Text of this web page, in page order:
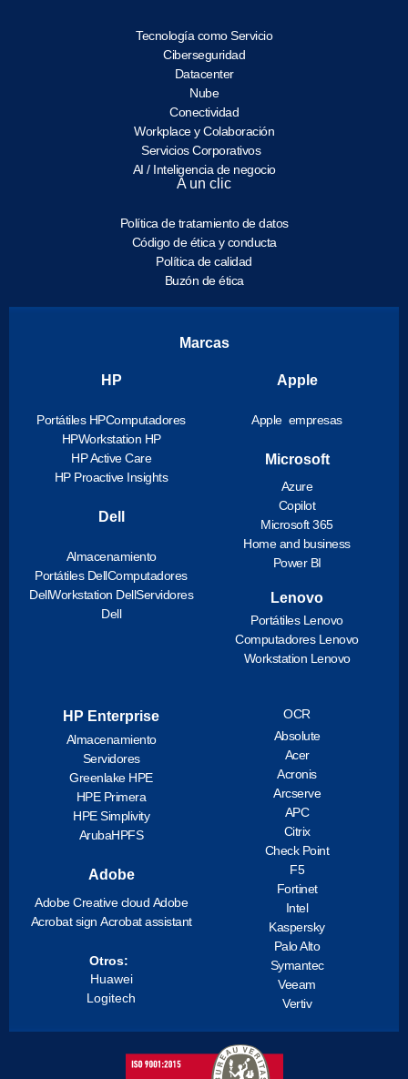
Tecnología como Servicio
Ciberseguridad
Datacenter
Nube
Conectividad
Workplace y Colaboración
Servicios Corporativos
AI / Inteligencia de negocio
A un clic
Política de tratamiento de datos
Código de ética y conducta
Política de calidad
Buzón de ética
Marcas
HP
Portátiles HPComputadores
HPWorkstation HP
HP Active Care
HP Proactive Insights
Dell
Almacenamiento
Portátiles DellComputadores
DellWorkstation DellServidores
Dell
Apple
Apple empresas
Microsoft
Azure
Copilot
Microsoft 365
Home and business
Power BI
Lenovo
Portátiles Lenovo
Computadores Lenovo
Workstation Lenovo
HP Enterprise
Almacenamiento
Servidores
Greenlake HPE
HPE Primera
HPE Simplivity
ArubaHPFS
Adobe
Adobe Creative cloud Adobe
Acrobat sign Acrobat assistant
Otros:
Huawei
Logitech
OCR
Absolute
Acer
Acronis
Arcserve
APC
Citrix
Check Point
F5
Fortinet
Intel
Kaspersky
Palo Alto
Symantec
Veeam
Vertiv